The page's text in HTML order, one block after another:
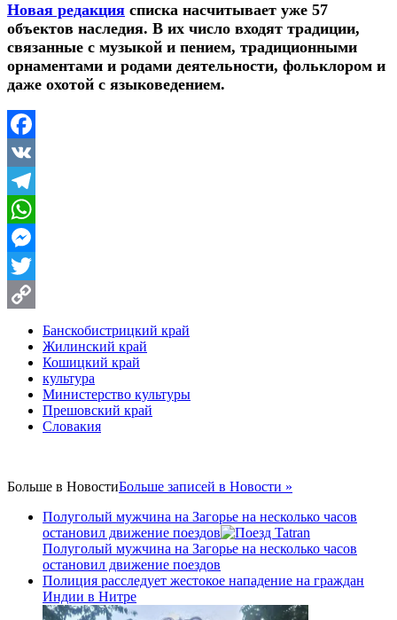
Новая редакция списка насчитывает уже 57
объектов наследия. В их число входят традиции,
связанные с музыкой и пением, традиционными
орнаментами и родами деятельности, фольклором и
даже охотой с языковедением.
Facebook
VK
Telegram
WhatsApp
Messenger
Twitter
Link
Банскобистрицкий край
Жилинский край
Кошицкий край
культура
Министерство культуры
Прешовский край
Словакия
Больше в НовостиБольше записей в Новости »
Полуголый мужчина на Загорье на несколько часов
остановил движение поездов
Полуголый мужчина на Загорье на несколько часов
остановил движение поездов
Полиция расследует жестокое нападение на граждан
Индии в Нитре